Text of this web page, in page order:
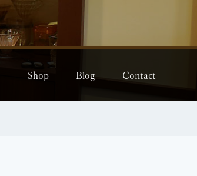
Shop Blog Contact